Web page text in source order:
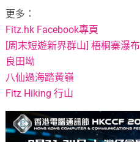
更多：
Fitz.hk Facebook專頁
[周末短遊新界群山] 梧桐寨瀑布
良田坳
八仙過海踏黃嶺
Fitz Hiking 行山